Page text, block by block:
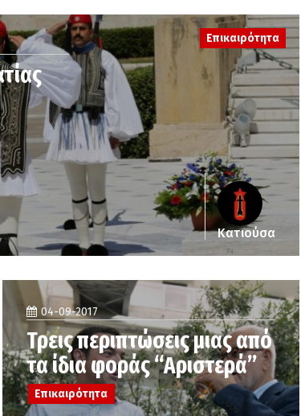
Επικαιρότητα
Κατιούσα
04-09-2017
Τρεις περιπτώσεις μιας από
τα ίδια φοράς “Αριστερά”
Επικαιρότητα